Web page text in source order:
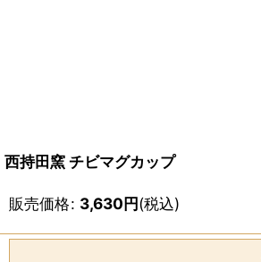
西持田窯 チビマグカップ
販売価格: 3,630円(税込)